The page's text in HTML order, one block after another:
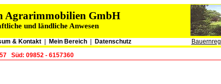
Agrarimmobilien GmbH
und ländliche Anwesen
& Kontakt| Mein Bereich Datenschutz
Süd: 09852 - 6157360